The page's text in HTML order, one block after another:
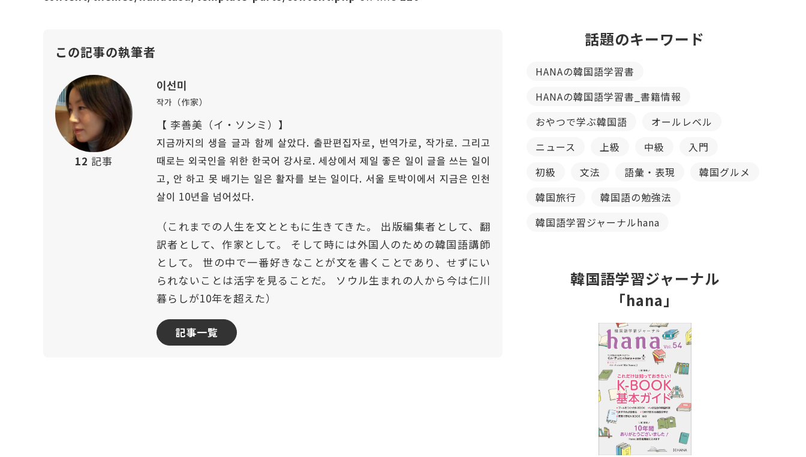
この記事の執筆者
12 記事
이선미
작가（作家）
【 李善美（イ・ソンミ）】
지금까지의 생을 글과 함께 살았다. 출판편집자로, 번역가로, 작가로. 그리고
때로는 외국인을 위한 한국어 강사로. 세상에서 제일 좋은 일이 글을 쓰는 일이
고, 안 하고 못 배기는 일은 활자를 보는 일이다. 서울 토박이에서 지금은 인천
살이 10년을 넘어섰다.
（これまでの人生を文とともに生きてきた。 出版編集者として、翻
訳者として、作家として。 そして時には外国人のための韓国語講師
として。 世の中で一番好きなことが文を書くことであり、せずにい
られないことは活字を見ることだ。 ソウル生まれの人から今は仁川
暮らしが10年を超えた）
記事一覧
話題のキーワード
HANAの韓国語学習書
HANAの韓国語学習書_書籍情報
おやつで学ぶ韓国語
オールレベル
ニュース
上級 中級
入門
初級
文法 語彙・表現
韓国グルメ
韓国旅行
韓国語の勉強法
韓国語学習ジャーナルhana
韓国語学習ジャーナル
「hana」